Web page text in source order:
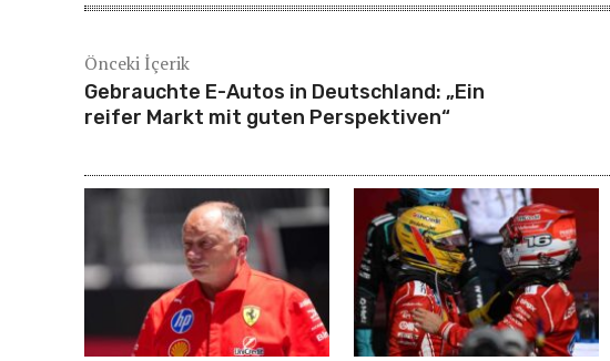
Önceki İçerik
Gebrauchte E-Autos in Deutschland: „Ein
reifer Markt mit guten Perspektiven“